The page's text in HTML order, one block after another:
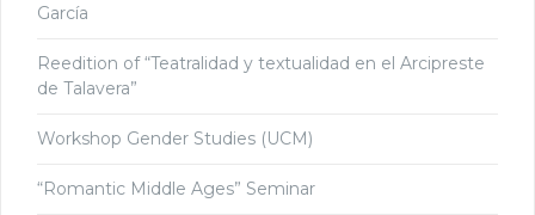
García
Reedition of “Teatralidad y textualidad en el Arcipreste
de Talavera”
Workshop Gender Studies (UCM)
“Romantic Middle Ages” Seminar